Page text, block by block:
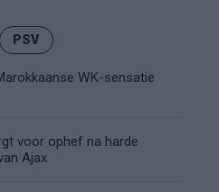
PSV
WK-sensatie
voor ophef na harde
Ajax